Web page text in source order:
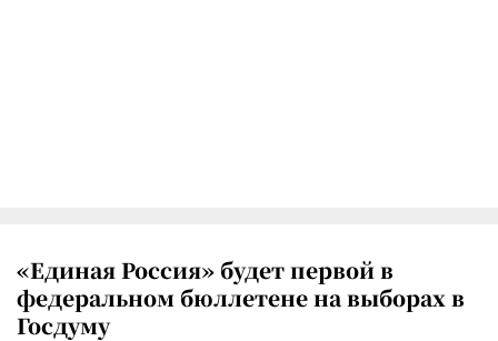
«Единая Россия» будет первой в
федеральном бюллетене на выборах в
Госдуму